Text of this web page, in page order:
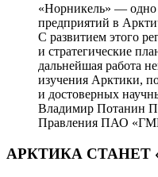
«Норникель» —
предприятий в
С развитием этого
и стратегические
дальнейшая работа
изучения Арктики,
и достоверных
Владимир Потанин
Правления ПАО
АРКТИКА СТАНЕТ